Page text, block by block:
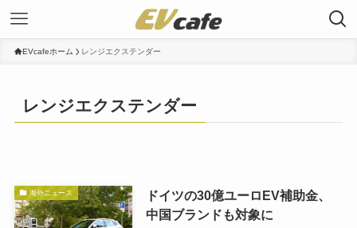
EVcafeホーム レンジエクステンダー
レンジエクステンダー
海外ニュース
ドイツの30億ユーロEV補助金、
中国ブランドも対象に